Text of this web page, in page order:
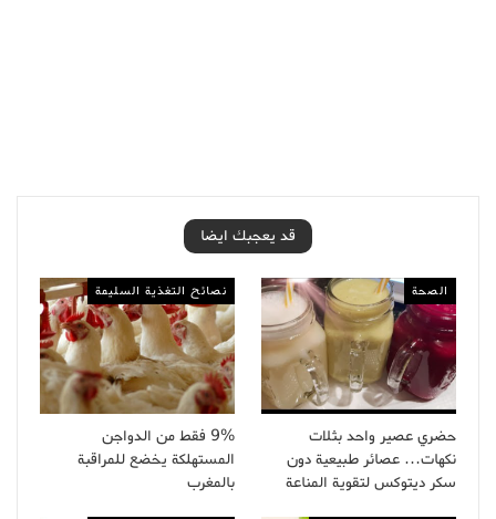
قد يعجبك ايضا
الصحة
حضري عصير واحد بثلات
نكهات… عصائر طبيعية دون
سكر ديتوكس لتقوية المناعة
نصائح التغذية السليمة
9% فقط من الدواجن
المستهلكة يخضع للمراقبة
بالمغرب